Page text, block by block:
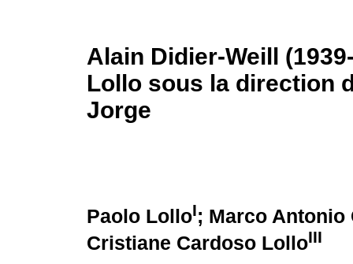
Alain Didier-Weill
Lollo sous la direction
Jorge
Paolo LolloI; Marco
Cristiane Cardoso LolloIII